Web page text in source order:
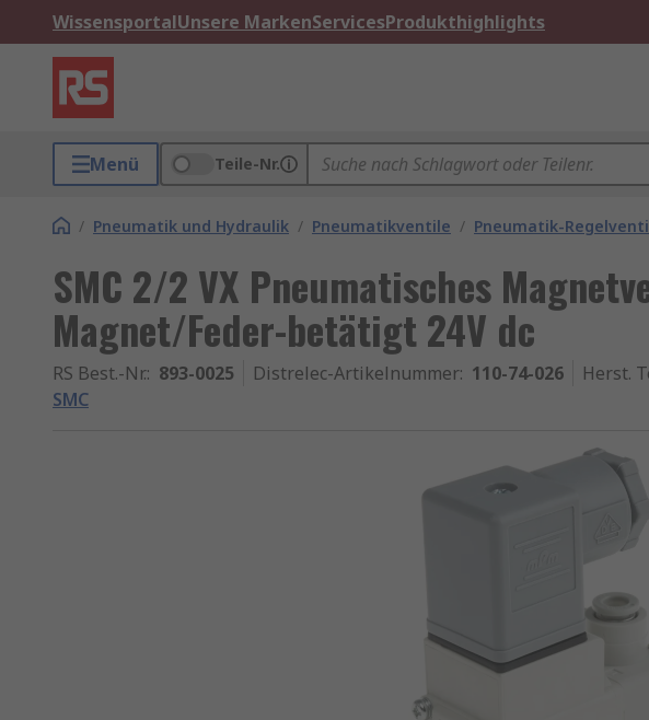
WissensportalUnsere MarkenServicesProdukthighlights
Menü Teile-Nr.
/ Pneumatik und Hydraulik / Pneumatikventile / Pneumatik-
SMC 2/2 VX Pneumatisches
Magnet/Feder-betätigt 24V dc
RS Best.-Nr.: 893-0025 Distrelec-Artikelnummer: 110-74-026 Herst.
SMC